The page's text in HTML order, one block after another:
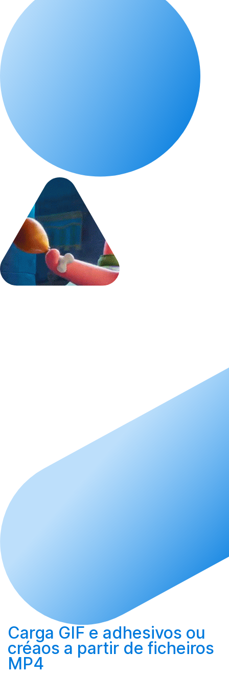
Carga GIF e adhesivos ou
créaos a partir de ficheiros
MP4